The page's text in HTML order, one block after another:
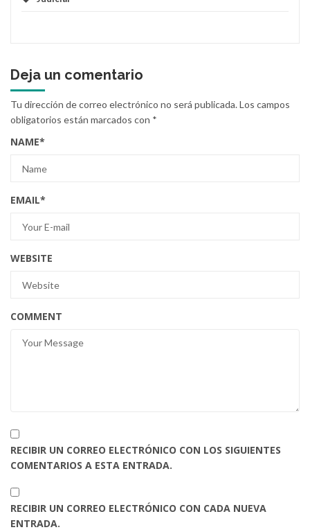
Deja un comentario
Tu dirección de correo electrónico no será publicada.Los campos
obligatorios están marcados con *
NAME*
EMAIL*
WEBSITE
COMMENT
RECIBIR UN CORREO ELECTRÓNICO CON LOS SIGUIENTES
COMENTARIOS A ESTA ENTRADA.
RECIBIR UN CORREO ELECTRÓNICO CON CADA NUEVA
ENTRADA.